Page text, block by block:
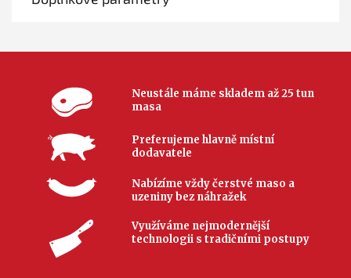
Neustále máme skladem až 25 tun
masa
Preferujeme hlavně místní
dodavatele
Nabízíme vždy čerstvé maso a
uzeniny bez náhražek
Využíváme nejmodernější
technologii s tradičními postupy